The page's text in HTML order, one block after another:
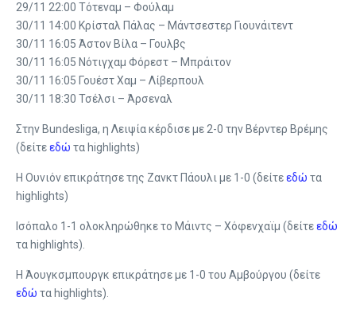
29/11 22:00 Τότεναμ – Φούλαμ
30/11 14:00 Κρίσταλ Πάλας – Μάντσεστερ Γιουνάιτεντ
30/11 16:05 Άστον Βίλα – Γουλβς
30/11 16:05 Νότιγχαμ Φόρεστ – Μπράιτον
30/11 16:05 Γουέστ Χαμ – Λίβερπουλ
30/11 18:30 Τσέλσι – Άρσεναλ
Στην Bundesliga, η Λειψία κέρδισε με 2-0 την Βέρντερ Βρέμης
(δείτεεδώ τα highlights)
Η Ουνιόν επικράτησε της Ζανκτ Πάουλι με 1-0 (δείτεεδώ τα
highlights)
Ισόπαλο 1-1 ολοκληρώθηκε το Μάιντς – Χόφενχαϊμ (δείτεεδώ
τα highlights).
Η Άουγκσμπουργκ επικράτησε με 1-0 του Αμβούργου (δείτε
εδώ τα highlights).